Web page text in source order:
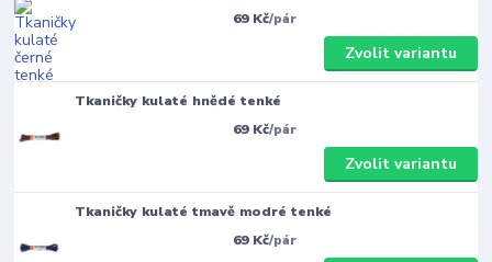
69 Kč/pár
Zvolit variantu
Tkaničky kulaté hnědé tenké
69 Kč/pár
Zvolit variantu
Tkaničky kulaté tmavě modré tenké
69 Kč/pár